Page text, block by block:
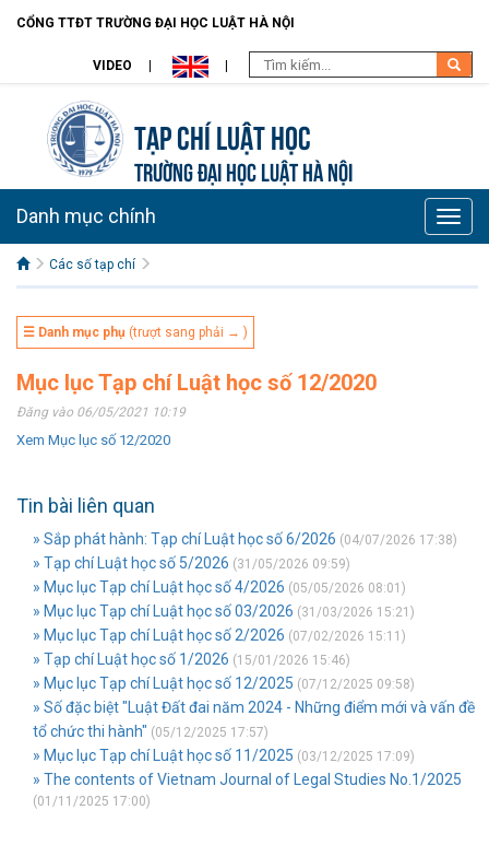
CỔNG TTĐT TRƯỜNG ĐẠI HỌC LUẬT HÀ NỘI
VIDEO
Tạp chí Luật học
TRƯỜNG ĐẠI HỌC LUẬT HÀ NỘI
Toggle
Danh mục chính
Các số tạp chí
☰ Danh mục phụ (trượt sang phải → )
Mục lục Tạp chí Luật học số 12/2020
Đăng vào 06/05/2021 10:19
Xem Mục lục số 12/2020
Tin bài liên quan
» Sắp phát hành: Tạp chí Luật học số 6/2026 (04/07/2026 17:38)
» Tạp chí Luật học số 5/2026 (31/05/2026 09:59)
» Mục lục Tạp chí Luật học số 4/2026 (05/05/2026 08:01)
» Mục lục Tạp chí Luật học số 03/2026 (31/03/2026 15:21)
» Mục lục Tạp chí Luật học số 2/2026 (07/02/2026 15:11)
» Tạp chí Luật học số 1/2026 (15/01/2026 15:46)
» Mục lục Tạp chí Luật học số 12/2025 (07/12/2025 09:58)
» Số đặc biệt "Luật Đất đai năm 2024 - Những điểm mới và vấn đề
tổ chức thi hành" (05/12/2025 17:57)
» Mục lục Tạp chí Luật học số 11/2025 (03/12/2025 17:09)
» The contents of Vietnam Journal of Legal Studies No.1/2025
(01/11/2025 17:00)